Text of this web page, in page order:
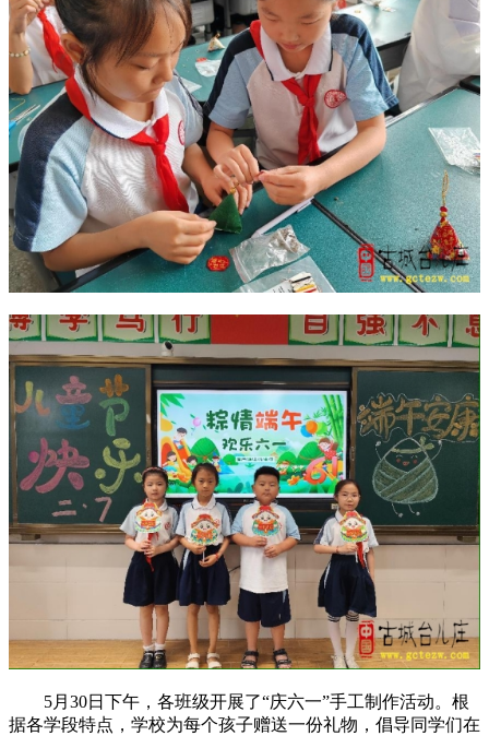
5月30日下午，各班级开展了“庆六一”手工制作活动。根
据各学段特点，学校为每个孩子赠送一份礼物，倡导同学们在